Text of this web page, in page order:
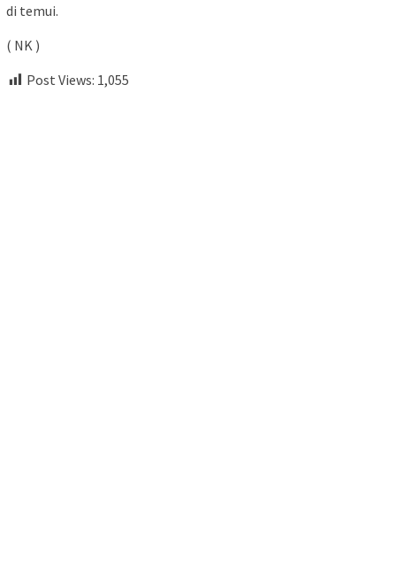
di temui.
( NK )
Post Views: 1,055